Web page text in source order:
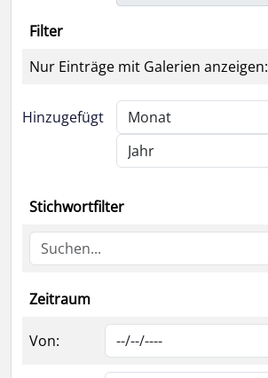
Filter
Nur Einträge mit Galerien anzeigen:
Hinzugefügt
Stichwortfilter
Zeitraum
Von: